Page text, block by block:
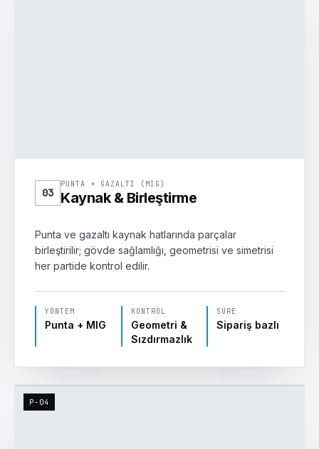
03
PUNTA + GAZALTI (MIG)
Kaynak & Birleştirme
Punta ve gazaltı kaynak hatlarında parçalar
birleştirilir; gövde sağlamlığı, geometrisi ve simetrisi
her partide kontrol edilir.
YÖNTEM
Punta + MIG
KONTROL
Geometri &
Sızdırmazlık
SÜRE
Sipariş bazlı
P-04